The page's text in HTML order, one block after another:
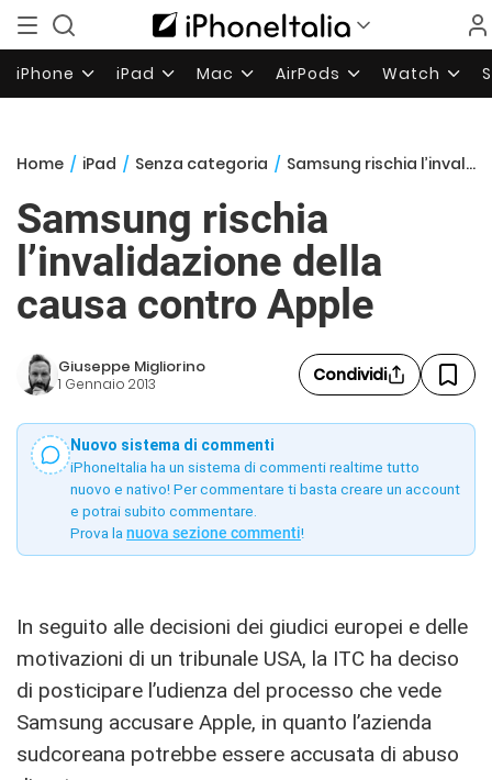
iPhone iPad Mac AirPods Watch
Home / iPad / Senza categoria / Samsung rischia l’invalidazione della causa contro Apple
Samsung rischia
l’invalidazione della
causa contro Apple
Giuseppe Migliorino
1 Gennaio 2013 Condividi
Nuovo sistema di commenti
iPhoneItalia ha un sistema di commenti realtime tutto
nuovo e nativo! Per commentare ti basta creare un account
e potrai subito commentare.
Prova la nuova sezione commenti!
In seguito alle decisioni dei giudici europei e delle
motivazioni di un tribunale USA, la ITC ha deciso
di posticipare l’udienza del processo che vede
Samsung accusare Apple, in quanto l’azienda
sudcoreana potrebbe essere accusata di abuso